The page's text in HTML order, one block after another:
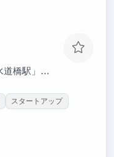
より徒歩1分
スタートアップ